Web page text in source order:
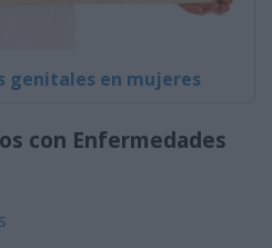
genitales en mujeres
con Enfermedades